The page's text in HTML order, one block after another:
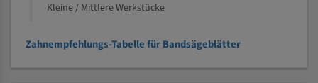
Kleine / Mittlere Werkstücke
Zahnempfehlungs-Tabelle für Bandsägeblätter